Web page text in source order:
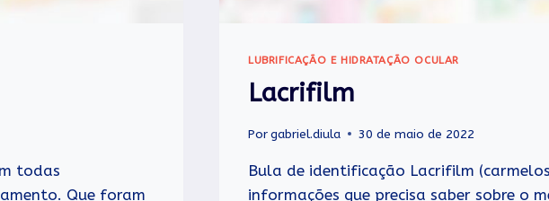
todas
Que foram
LUBRIFICAÇÃO E HIDRATAÇÃO OCULAR
Lacrifilm
Porgabriel.diula 30 de maio de 2022
Bula de identificação Lacrifilm
informações que precisa saber sobre o